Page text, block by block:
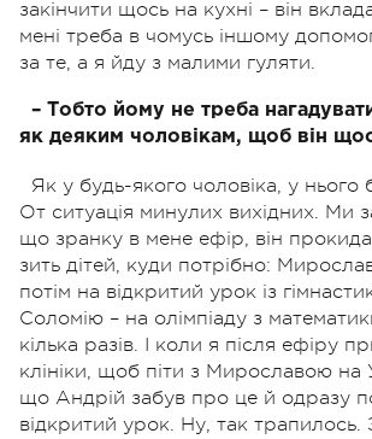
закінчити щось на кухні – він
мені треба в чомусь іншому
за те, а я йду з малими гуляти.
– Тобто йому не треба
як деяким чоловікам, щоб він
Як у будь-якого чоловіка, у нього
От ситуація минулих вихідних. Ми
що зранку в мене ефір, він
зить дітей, куди потрібно:
потім на відкритий урок із
Соломію – на олімпіаду з
кілька разів. І коли я після ефіру
клініки, щоб піти з Мирославою на
що Андрій забув про це й одразу
відкритий урок. Ну, так трапилось.